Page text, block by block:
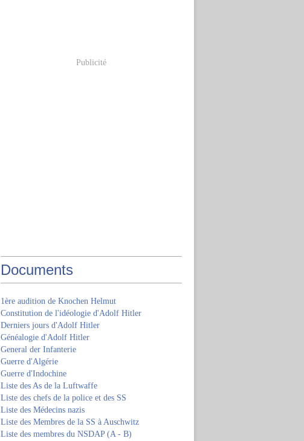
Publicité
Documents
1ère audition de Knochen Helmut
Constitution de l'idéologie d'Adolf Hitler
Derniers jours d'Adolf Hitler
Généalogie d'Adolf Hitler
General der Infanterie
Guerre d'Algérie
Guerre d'Indochine
Liste des As de la Luftwaffe
Liste des chefs de la police et des SS
Liste des Médecins nazis
Liste des Membres de la SS à Auschwitz
Liste des membres du NSDAP (A - B)